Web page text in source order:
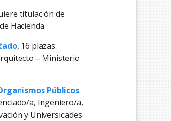
titulación de
Hacienda
, 16 plazas.
– Ministerio
Públicos
a, Ingeniero/a,
y Universidades